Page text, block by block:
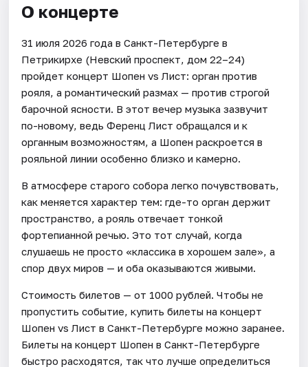
О концерте
31 июля 2026 года в Санкт-Петербурге в
Петрикирхе (Невский проспект, дом 22–24)
пройдет концерт Шопен vs Лист: орган против
рояля, а романтический размах — против строгой
барочной ясности. В этот вечер музыка зазвучит
по-новому, ведь Ференц Лист обращался и к
органным возможностям, а Шопен раскроется в
рояльной линии особенно близко и камерно.
В атмосфере старого собора легко почувствовать,
как меняется характер тем: где-то орган держит
пространство, а рояль отвечает тонкой
фортепианной речью. Это тот случай, когда
слушаешь не просто «классика в хорошем зале», а
спор двух миров — и оба оказываются живыми.
Стоимость билетов — от 1000 рублей. Чтобы не
пропустить событие, купить билеты на концерт
Шопен vs Лист в Санкт-Петербурге можно заранее.
Билеты на концерт Шопен в Санкт-Петербурге
быстро расходятся, так что лучше определиться